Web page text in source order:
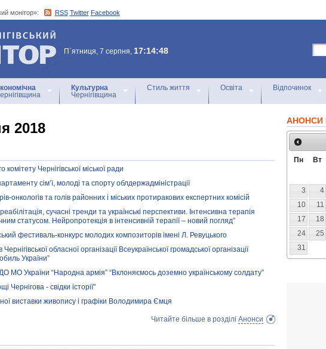
монітор»: RSS Twitter Facebook
монітор»
П`ятниця, 7 серпня, 17:14:48
Культурна
Чернігівщина
Стиль життя Освіта Відпочинок
2018
комітету Чернігівської міської ради
сім’ї, молоді та спорту облдержадміністрації
онкологів та голів районних і міських протиракових експертних комісій
сучасні тренди та українські перспективи. Інтенсивна терапія
статусом. Нейропротекція в інтенсивній терапії – новий погляд”
фестиваль-конкурс молодих композиторів імені Л. Ревуцького
обласної організації Всеукраїнської громадської організації
України”
МО України “Народна армія” “Вклоняємось доземно українському солдату”
Чернігова - свідки історії"
виставки живопису і графіки Володимира Ємця
Читайте більше в розділі Анонси
АНОНСИ
Пн Вт
3
4
10
11
17
18
24
25
31